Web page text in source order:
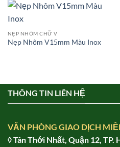
NẸP NHÔM CHỮ V
Nẹp Nhôm V15mm Màu Inox
THÔNG TIN LIÊN HỆ
VĂN PHÒNG GIAO DỊCH
◊ Tân Thới Nhất, Quận 12, TP.